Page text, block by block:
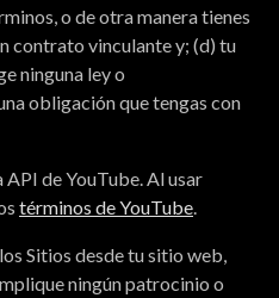
o de otra manera tienes
contrato vinculante y; (d) tu
ninguna ley o
obligación que tengas con
de YouTube. Al usar
términos de YouTube.
Sitios desde tu sitio web,
ningún patrocinio o